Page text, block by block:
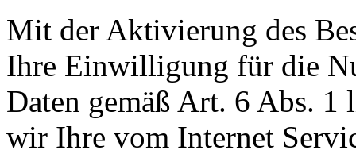
Mit der Aktivierung des
Ihre Einwilligung für die
Daten gemäß Art. 6 Abs.
wir Ihre vom Internet